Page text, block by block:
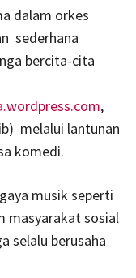
dalam orkes
sederhana
bercita-cita
,
melalui lantunan
komedi.
musik seperti
masyarakat sosial
selalu berusaha